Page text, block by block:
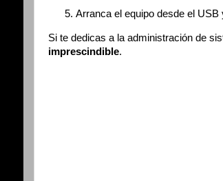
Arranca el equipo desde el
Si te dedicas a la administración de
imprescindible.